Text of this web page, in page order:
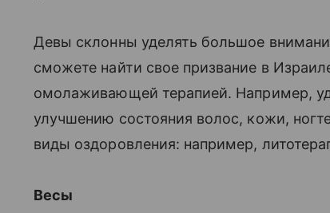
Девы склонны уделять большое
сможете найти свое призвание в
омолаживающей терапией. Например,
улучшению состояния волос, кожи,
виды оздоровления: например,
Весы